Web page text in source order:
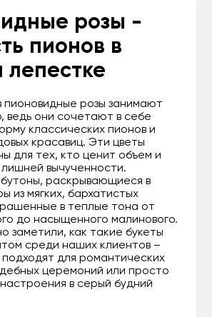
розы -
пионов в
лепестке
пионовидные розы занимают
ведь они сочетают в себе
классических пионов и
красавиц. Эти цветы
для тех, кто ценит объем и
вычученности.
раскрывающиеся в
из мягких, бархатистых
в теплые тона от
до насыщенного малинового.
заметили, как такие букеты
среди наших клиентов –
для романтических
церемоний или просто
в серый будний